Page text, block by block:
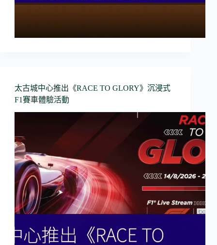
太古城中心推出《RACE TO GLORY》沉浸式
F1賽車體驗活動